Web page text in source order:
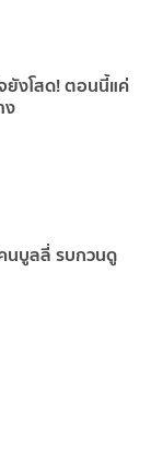
จยังโสด! ตอนนี้แค่
ง
นบูลลี่ รบกวนดู